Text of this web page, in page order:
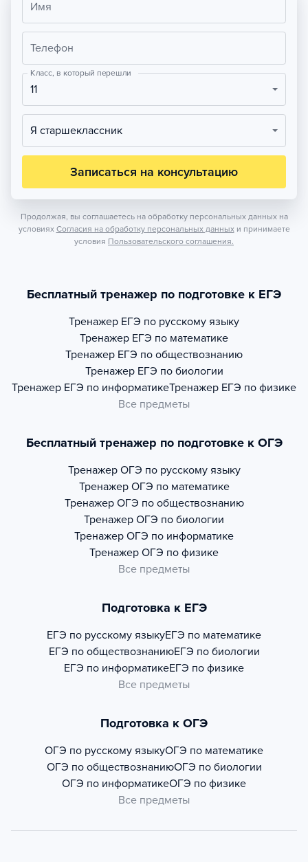
Имя
Телефон
Класс, в который перешли
11
Я старшеклассник
Записаться на консультацию
Продолжая, вы соглашаетесь на обработку персональных данных на
условиях Согласия на обработку персональных данных и принимаете
условия Пользовательского соглашения.
Бесплатный тренажер по подготовке к ЕГЭ
Тренажер ЕГЭ по русскому языку
Тренажер ЕГЭ по математике
Тренажер ЕГЭ по обществознанию
Тренажер ЕГЭ по биологии
Тренажер ЕГЭ по информатикеТренажер ЕГЭ по физике
Все предметы
Бесплатный тренажер по подготовке к ОГЭ
Тренажер ОГЭ по русскому языку
Тренажер ОГЭ по математике
Тренажер ОГЭ по обществознанию
Тренажер ОГЭ по биологии
Тренажер ОГЭ по информатике
Тренажер ОГЭ по физике
Все предметы
Подготовка к ЕГЭ
ЕГЭ по русскому языкуЕГЭ по математике
ЕГЭ по обществознаниюЕГЭ по биологии
ЕГЭ по информатикеЕГЭ по физике
Все предметы
Подготовка к ОГЭ
ОГЭ по русскому языкуОГЭ по математике
ОГЭ по обществознаниюОГЭ по биологии
ОГЭ по информатикеОГЭ по физике
Все предметы